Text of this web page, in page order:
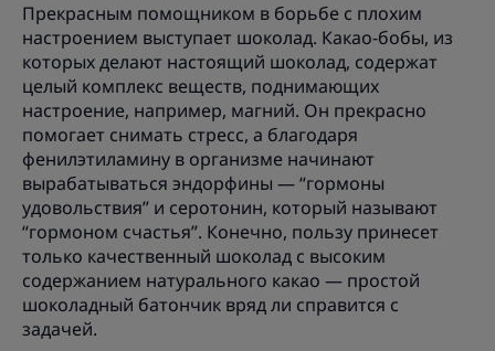
Прекрасным помощником в борьбе с плохим
настроением выступает шоколад. Какао-бобы, из
которых делают настоящий шоколад, содержат
целый комплекс веществ, поднимающих
настроение, например, магний. Он прекрасно
помогает снимать стресс, а благодаря
фенилэтиламину в организме начинают
вырабатываться эндорфины — “гормоны
удовольствия” и серотонин, который называют
“гормоном счастья”. Конечно, пользу принесет
только качественный шоколад с высоким
содержанием натурального какао — простой
шоколадный батончик вряд ли справится с
задачей.